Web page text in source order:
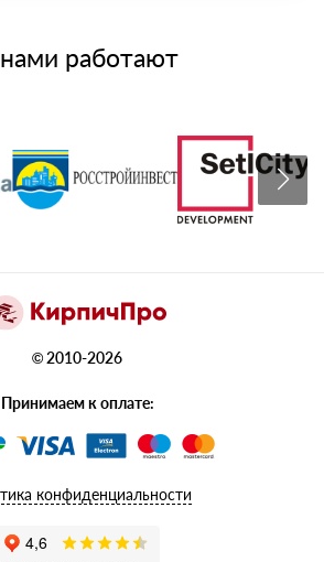
работают
© 2010-2026
Принимаем к оплате:
конфиденциальности